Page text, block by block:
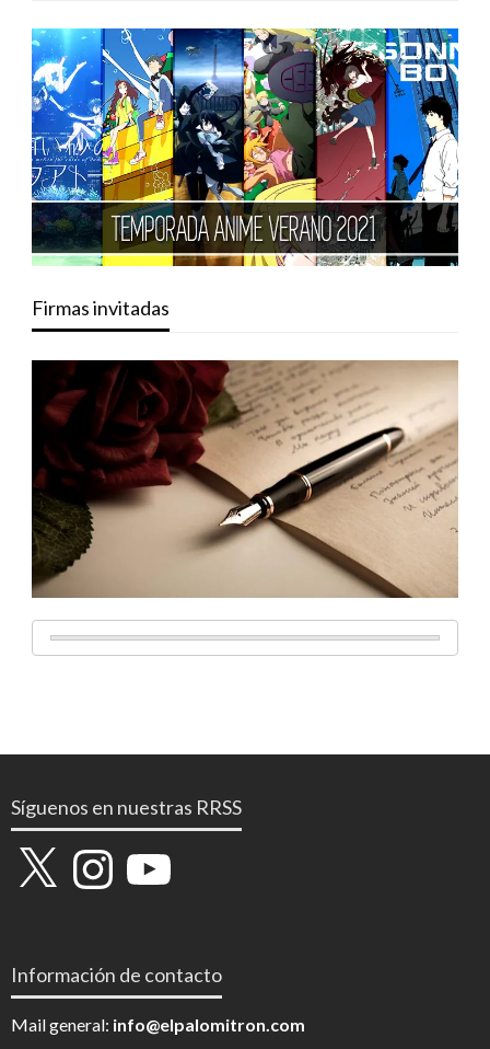
Firmas invitadas
Síguenos en nuestras RRSS
X InstagramYouTube
Información de contacto
Mail general: info@elpalomitron.com